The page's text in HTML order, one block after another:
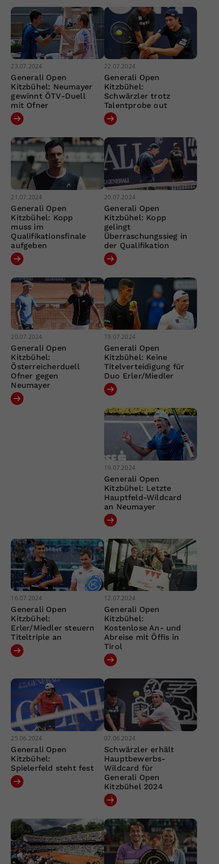
23.07.2024
Generali Open
Kitzbühel: Neumayer
gewinnt ÖTV-Duell
mit Ofner
22.07.2024
Generali Open
Kitzbühel:
Schwärzler trotz
Talentprobe out
21.07.2024
Generali Open
Kitzbühel: Kopp
muss im
Qualifikationsfinale
aufgeben
20.07.2024
Generali Open
Kitzbühel: Kopp
gelingt
Überraschungssieg in
der Qualifikation
20.07.2024
Generali Open
Kitzbühel:
Österreicherduell
Ofner gegen
Neumayer
19.07.2024
Generali Open
Kitzbühel: Keine
Titelverteidigung für
Duo Erler/Miedler
19.07.2024
Generali Open
Kitzbühel: Letzte
Hauptfeld-Wildcard
an Neumayer
16.07.2024
Generali Open
Kitzbühel:
Erler/Miedler steuern
Titeltriple an
12.07.2024
Generali Open
Kitzbühel:
Kostenlose An- und
Abreise mit Öffis in
Tirol
25.06.2024
Generali Open
Kitzbühel:
Spielerfeld steht fest
07.06.2024
Schwärzler erhält
Hauptbewerbs-
Wildcard für
Generali Open
Kitzbühel 2024